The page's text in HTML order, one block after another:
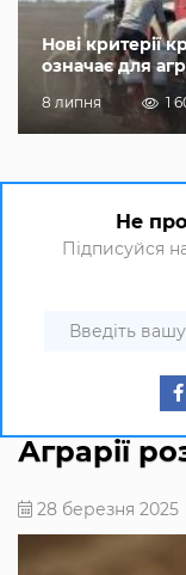
Нові критерії
означає для
8 липня 1
Не
Підписуйся
Аграрії
28 березня 2025